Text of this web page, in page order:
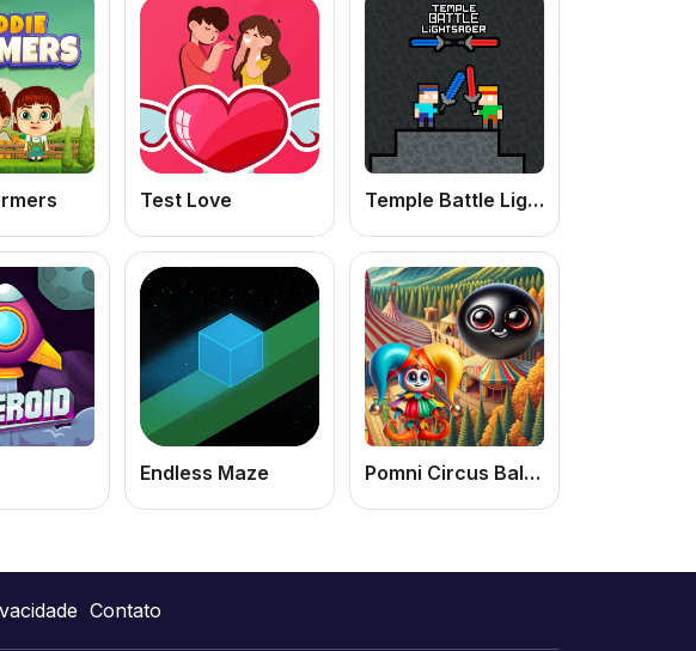
Test Love Temple Battle Lightsaber
Endless Maze Pomni Circus Ball Toy Collector
Contato